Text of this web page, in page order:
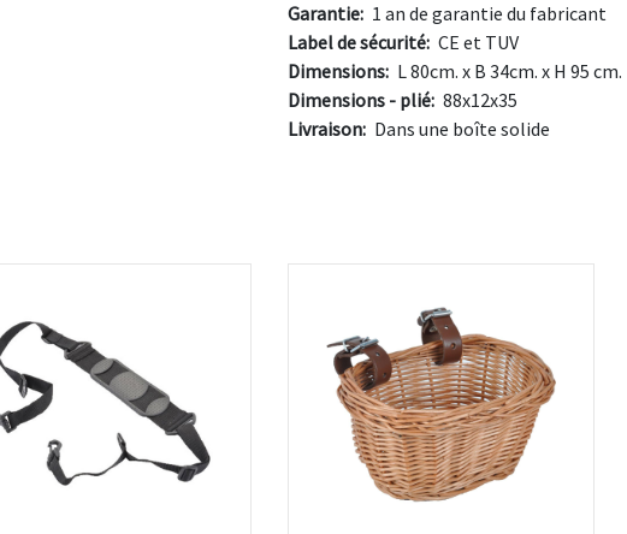
Garantie: 1 an de garantie du fabricant
Label de sécurité: CE et TUV
Dimensions: L 80cm. x B 34cm. x H 95 cm.
Dimensions - plié: 88x12x35
Livraison: Dans une boîte solide